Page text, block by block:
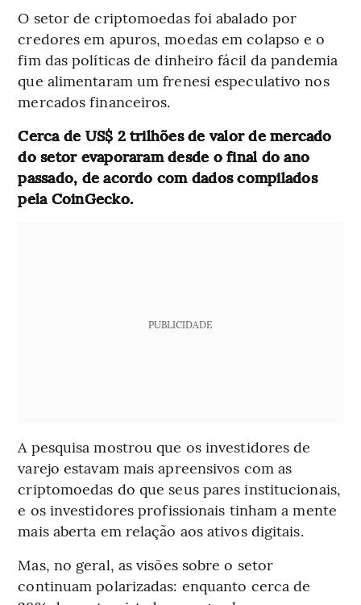
O setor de criptomoedas foi abalado por
credores em apuros, moedas em colapso e o
fim das políticas de dinheiro fácil da pandemia
que alimentaram um frenesi especulativo nos
mercados financeiros.
Cerca de US$ 2 trilhões de valor de mercado
do setor evaporaram desde o final do ano
passado, de acordo com dados compilados
pela CoinGecko.
PUBLICIDADE
A pesquisa mostrou que os investidores de
varejo estavam mais apreensivos com as
criptomoedas do que seus pares institucionais,
e os investidores profissionais tinham a mente
mais aberta em relação aos ativos digitais.
Mas, no geral, as visões sobre o setor
continuam polarizadas: enquanto cerca de